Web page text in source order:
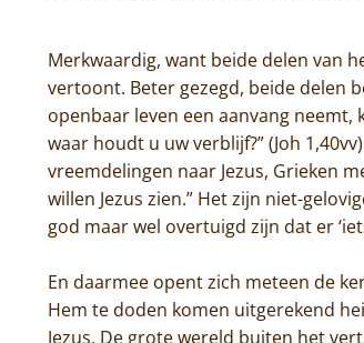
Merkwaardig, want beide delen van
vertoont. Beter gezegd, beide delen
openbaar leven een aanvang neemt,
waar houdt u uw verblijf?” (Joh
vreemdelingen naar Jezus, Grieken
willen Jezus zien.” Het zijn niet-
god maar wel overtuigd zijn dat er
En daarmee opent zich meteen de
Hem te doden komen uitgerekend
Jezus. De grote wereld buiten het